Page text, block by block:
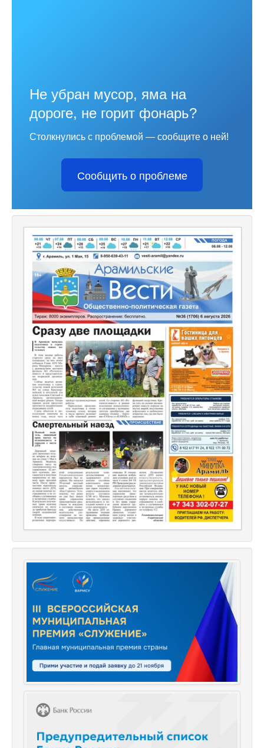
Не убран мусор, яма на
дороге, не горит фонарь?
Столкнулись с проблемой — сообщите о ней!
Сообщить о проблеме